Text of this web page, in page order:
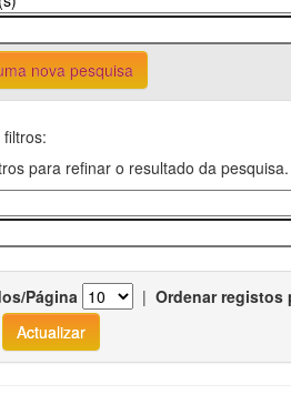
nova pesquisa
para refinar o resultado da pesquisa.
Página | Ordenar registos